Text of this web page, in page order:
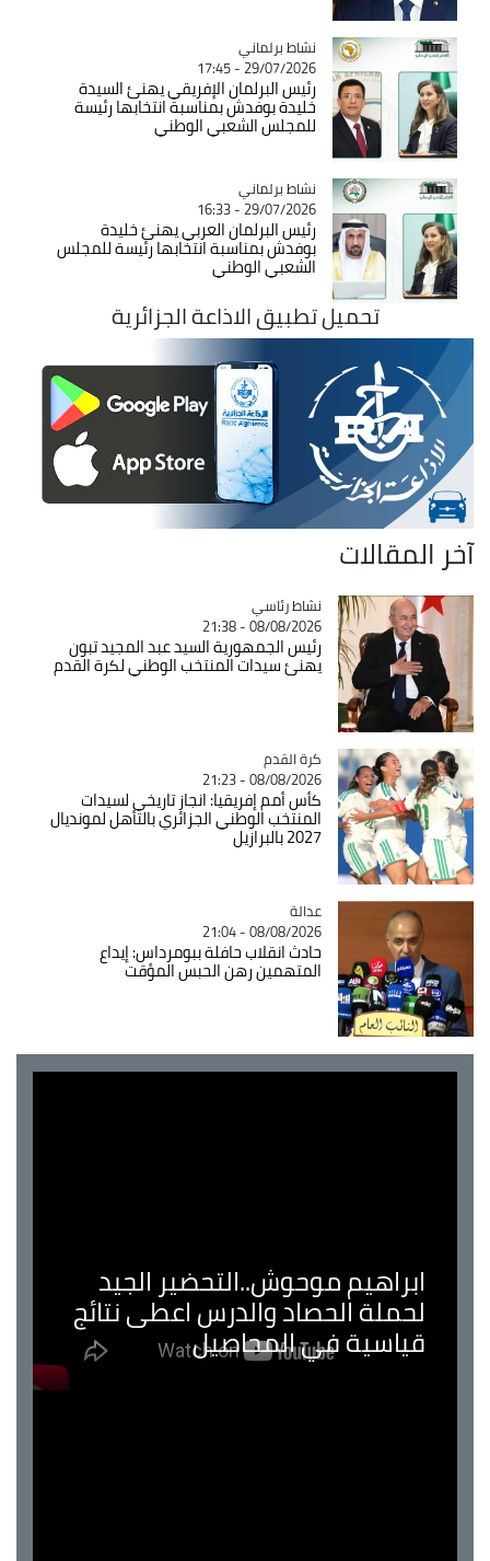
Catégorie
نشاط برلماني
29/07/2026 - 17:45
رئيس البرلمان الإفريقي يهنئ السيدة
خليدة بوفدش بمناسبة انتخابها رئيسة
للمجلس الشعبي الوطني
Catégorie
نشاط برلماني
29/07/2026 - 16:33
رئيس البرلمان العربي يهنئ خليدة
بوفدش بمناسبة انتخابها رئيسة للمجلس
الشعبي الوطني
تحميل تطبيق الاذاعة الجزائرية
آخر المقالات
Catégorie
نشاط رئاسي
08/08/2026 - 21:38
رئيس الجمهورية السيد عبد المجيد تبون
يهنئ سيدات المنتخب الوطني لكرة القدم
Catégorie
كرة القدم
08/08/2026 - 21:23
كأس أمم إفريقيا: انجاز تاريخي لسيدات
المنتخب الوطني الجزائري بالتأهل لمونديال
2027 بالبرازيل
Catégorie
عدالة
08/08/2026 - 21:04
حادث انقلاب حافلة ببومرداس: إيداع
المتهمين رهن الحبس المؤقت
ابراهيم موحوش..التحضير الجيد
لحملة الحصاد والدرس اعطى نتائج
قياسية في المحاصيل